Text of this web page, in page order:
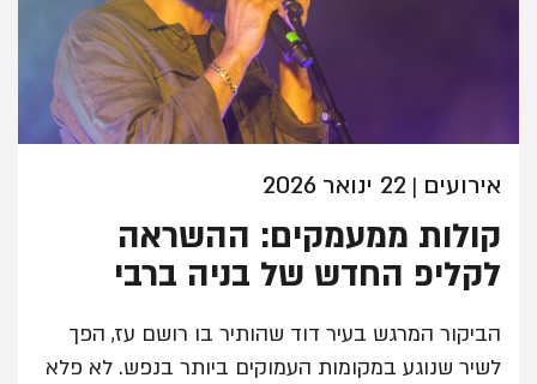
אירועים | 22 ינואר 2026
קולות ממעמקים: ההשראה
לקליפ החדש של בניה ברבי
הביקור המרגש בעיר דוד שהותיר בו רושם עז, הפך
לשיר שנוגע במקומות העמוקים ביותר בנפש. לא פלא